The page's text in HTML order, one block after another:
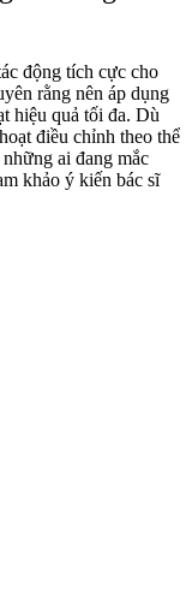
động tích cực cho
rằng nên áp dụng
hiệu quả tối đa. Dù
điều chỉnh theo thể
ai đang mắc
khảo ý kiến bác sĩ